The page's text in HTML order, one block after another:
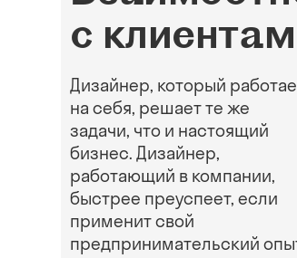
с
Дизайнер, который
на себя, решает те же
задачи, что и настоящий
бизнес. Дизайнер,
работающий в компании,
быстрее преуспеет, если
применит свой
предпринимательский